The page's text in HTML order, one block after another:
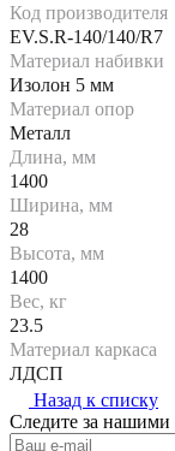
Код производителя
EV.S.R-140/140/R7
Материал набивки
Изолон 5 мм
Материал опор
Металл
Длина, мм
1400
Ширина, мм
28
Высота, мм
1400
Вес, кг
23.5
Материал каркаса
ЛДСП
Назад к списку
Следите за